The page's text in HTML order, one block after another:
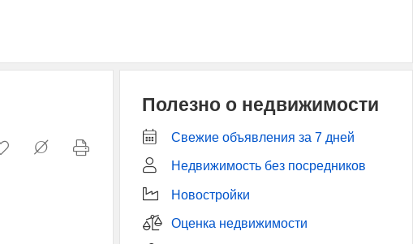
Полезно о недвижимости
Свежие объявления за 7 дней
Недвижимость без посредников
Новостройки
Оценка недвижимости